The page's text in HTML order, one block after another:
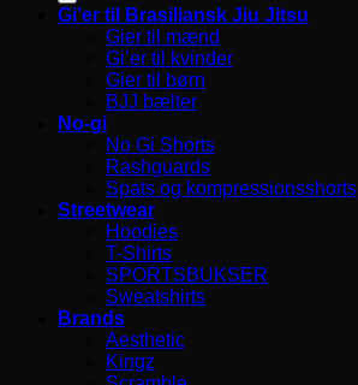
Gi’er til Brasiliansk Jiu Jitsu
Gier til mænd
Gi’er til kvinder
Gier til børn
BJJ bælter
No-gi
No Gi Shorts
Rashguards
Spats og kompressionsshorts
Streetwear
Hoodies
T-Shirts
SPORTSBUKSER
Sweatshirts
Brands
Aesthetic
Kingz